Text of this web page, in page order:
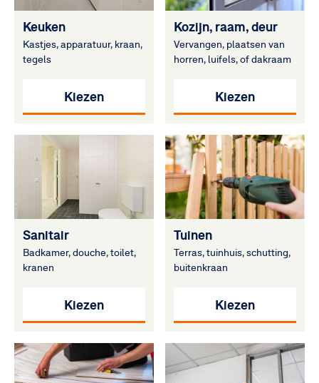
Keuken
Kastjes, apparatuur, kraan,
tegels
Kiezen
Kozijn, raam, deur
Vervangen, plaatsen van
horren, luifels, of dakraam
Kiezen
Sanitair
Badkamer, douche, toilet,
kranen
Kiezen
Tuinen
Terras, tuinhuis, schutting,
buitenkraan
Kiezen